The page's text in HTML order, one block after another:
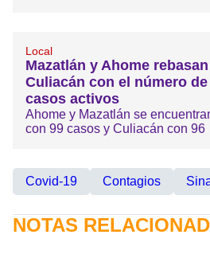
Local
Mazatlán y Ahome
Culiacán con el número de
casos activos
Ahome y Mazatlán se
con 99 casos y Culiacán con 96
Covid-19 Contagios
NOTAS